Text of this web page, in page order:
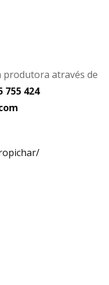
produtora através de
755 424